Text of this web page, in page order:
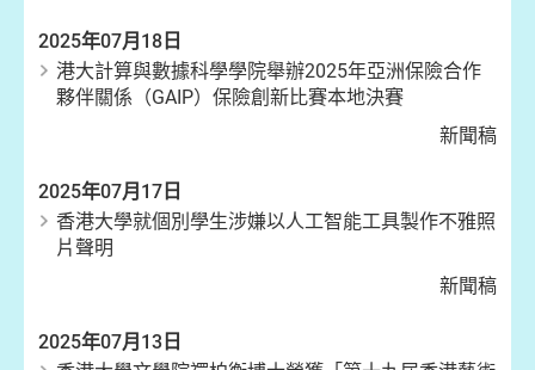
2025年07月18日
港大計算與數據科學學院舉辦2025年亞洲保險合作
夥伴關係（GAIP）保險創新比賽本地決賽
新聞稿
2025年07月17日
香港大學就個別學生涉嫌以人工智能工具製作不雅照
片聲明
新聞稿
2025年07月13日